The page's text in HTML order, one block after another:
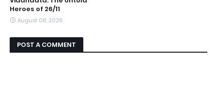
Heroes of 26/11
August 08, 2026
POST A COMMENT